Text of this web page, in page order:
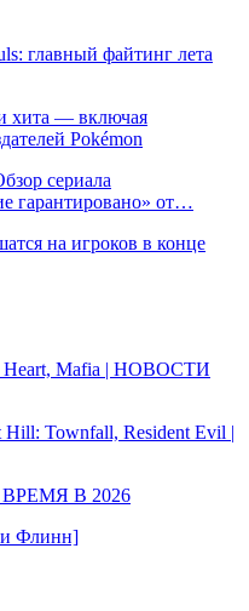
главный файтинг лета
хита — включая
Pokémon
сериала
гарантировано» от…
на игроков в конце
Heart, Mafia | НОВОСТИ
Hill: Townfall, Resident Evil |
В 2026
и Флинн]